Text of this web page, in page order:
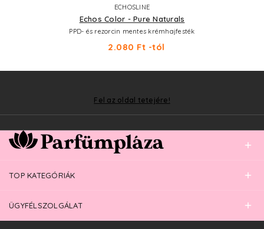
ECHOSLINE
Echos Color - Pure Naturals
PPD- és rezorcin mentes krémhajfesték
2.080 Ft -tól
Fel az oldal tetejére!
TOP KATEGÓRIÁK
ÜGYFÉLSZOLGÁLAT